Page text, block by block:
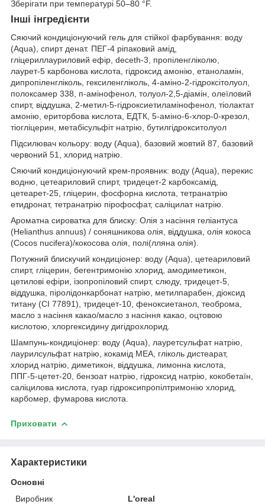
Зберігати при температурі 50–80 °F.
Інші інгредієнти
Сяючий кондиціонуючий гель для стійкої фарбування: воду
(Aqua), спирт денат. ПЕГ-4 ріпаковий амід,
гліцериллауриловий ефір, deceth-3, пропіленгліколю,
лаурет-5 карбонова кислота, гідроксид амонію, етаноламін,
дипропіленгліколь, гексиленгліколь, 4-аміно-2-гідроксітолуол,
полоксамер 338, п-амінофенол, толуол-2,5-діамін, олеїловий
спирт, віддушка, 2-метил-5-гідроксиетиламінофенол, тіолактат
амонію, ериторбова кислота, ЕДТК, 5-аміно-6-хлор-0-крезол,
тіогліцерин, метабісульфіт натрію, бутилгідрокситолуол
Підсилювач кольору: воду (Aqua), базовий жовтий 87, базовий
червоний 51, хлорид натрію.
Сяючий кондиціонуючий крем-проявник: воду (Aqua), перекис
водню, цетеариловий спирт, тридецет-2 карбоксамід,
цетеарет-25, гліцерин, фосфорна кислота, тетранатрію
етидронат, тетранатрію пірофосфат, саліцилат натрію.
Ароматна сироватка для блиску: Олія з насіння геліантуса
(Helianthus annuus) / соняшникова олія, віддушка, олія кокоса
(Cocos nucifera)/кокосова олія, полі(лляна олія).
Потужний блискучий кондиціонер: воду (Aqua), цетеариловий
спирт, гліцерин, бегентримонію хлорид, амодиметикон,
цетилові ефіри, ізопропіловий спирт, слюду, тридецет-5,
віддушка, піролідонкарбонат натрію, метилпарабен, діоксид
титану (CI 77891), тридецет-10, феноксиетанол, теоброма,
масло з насіння какао/масло з насіння какао, оцтовою
кислотою, хлоргексидину дигідрохлорид.
Шампунь-кондиціонер: воду (Aqua), лауретсульфат натрію,
лаурилсульфат натрію, кокамід МЕА, гліколь дистеарат,
хлорид натрію, диметикон, віддушка, лимонна кислота,
ППГ-5-цетет-20, бензоат натрію, гідроксид натрію, кокобетаїн,
саліцилова кислота, гуар гідроксипропілтримонію хлорид,
карбомер, фумарова кислота.
Приховати
Характеристики
Основні
Виробник
L'oreal